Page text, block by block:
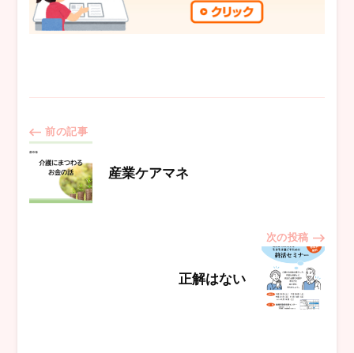
投
稿
前の記事
産業ケアマネ
次の投稿
正解はない